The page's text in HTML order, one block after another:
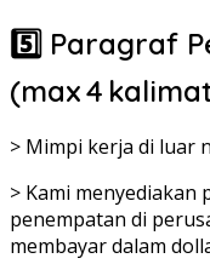
5️⃣ Paragraf
(max 4
> Mimpi kerja di luar
> Kami
penempatan di
membayar dalam